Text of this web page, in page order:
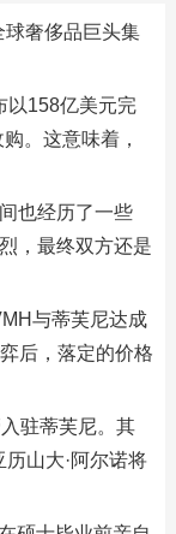
奢侈品巨头集
以158亿美元完
。这意味着，
也经历了一些
，最终双方还是
与蒂芙尼达成
后，落定的价格
驻蒂芙尼。其
山大·阿尔诺将